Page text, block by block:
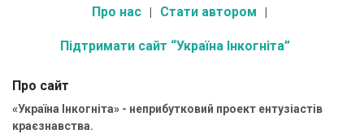
Про нас Стати автором
Підтримати сайт “Україна Інкогніта”
Про сайт
«Україна Інкогніта» - неприбутковий проект ентузіастів
краєзнавства.